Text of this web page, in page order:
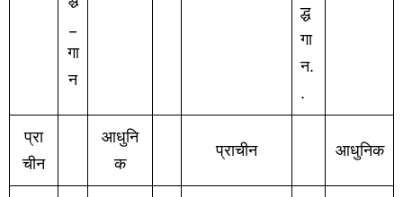
गा
न
द्ध
गा
न.
.
प्रा
चीन
आधुनि
क
प्राचीन आधुनिक